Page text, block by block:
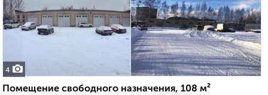
4
Помещение свободного назначения, 108 м²